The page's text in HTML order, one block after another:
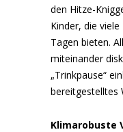
den Hitze-
Kinder, die
Tagen bieten.
miteinander
„Trinkpause“
bereitgestelltes
Klimarobuste